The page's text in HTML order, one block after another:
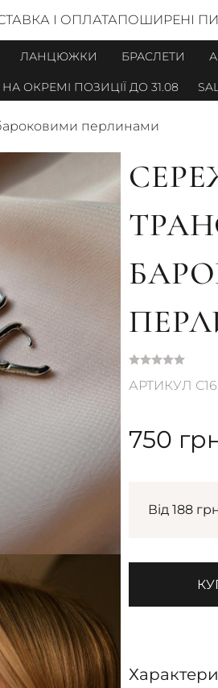
І ОПЛАТАПОШИРЕНІ
ЛАНЦЮЖКИ БРАСЛЕТИ
ОКРЕМІ ПОЗИЦІЇ ДО 31.08 SALE
перлинами
АРТИКУЛ
750
Від 188